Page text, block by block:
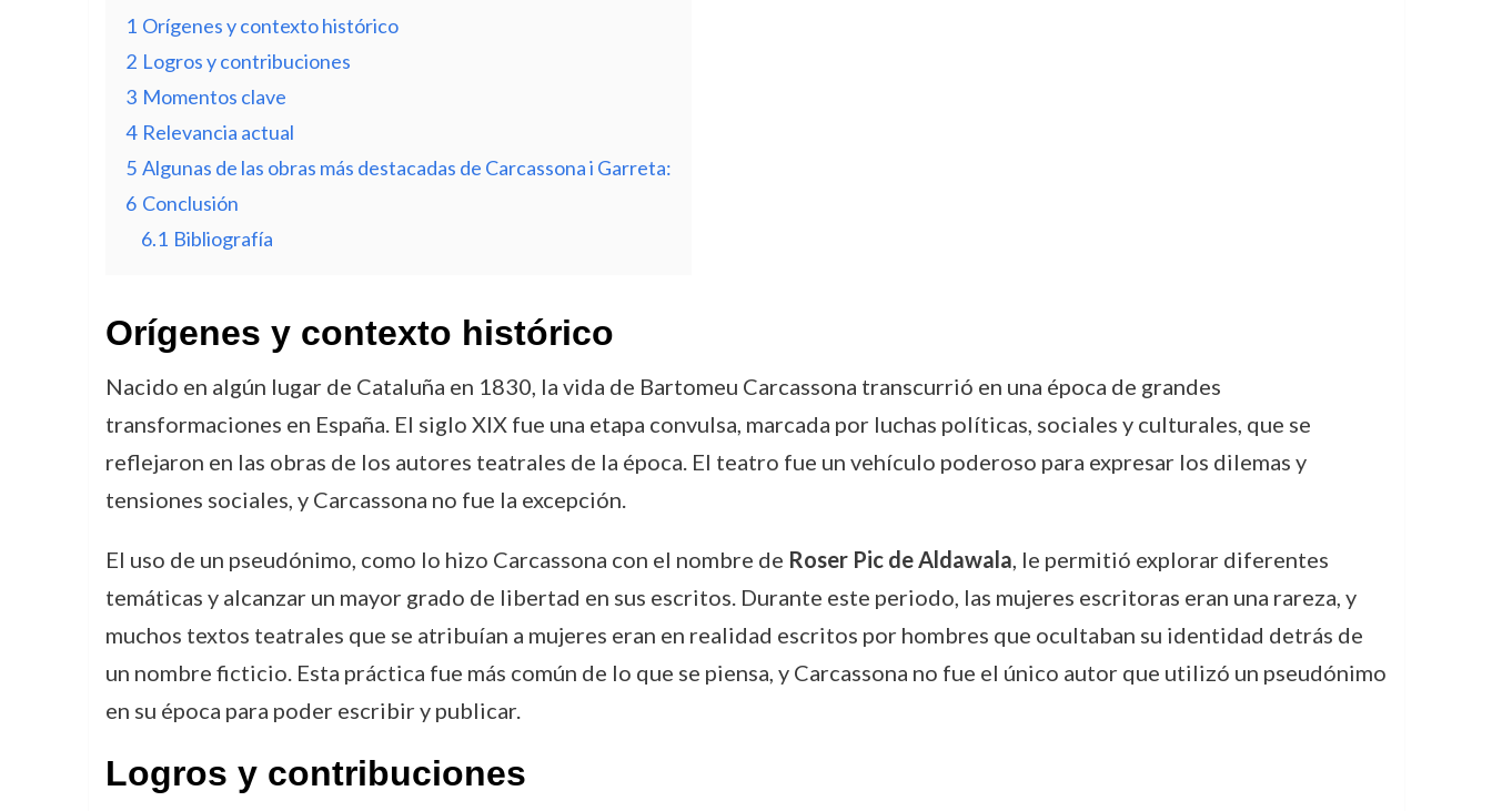
1 Orígenes y contexto histórico
2 Logros y contribuciones
3 Momentos clave
4 Relevancia actual
5 Algunas de las obras más destacadas de Carcassona i Garreta:
6 Conclusión
6.1 Bibliografía
Orígenes y contexto histórico
Nacido en algún lugar de Cataluña en 1830, la vida de Bartomeu Carcassona transcurrió en una época de grandes
transformaciones en España. El siglo XIX fue una etapa convulsa, marcada por luchas políticas, sociales y culturales, que se
reflejaron en las obras de los autores teatrales de la época. El teatro fue un vehículo poderoso para expresar los dilemas y
tensiones sociales, y Carcassona no fue la excepción.
El uso de un pseudónimo, como lo hizo Carcassona con el nombre de Roser Pic de Aldawala, le permitió explorar diferentes
temáticas y alcanzar un mayor grado de libertad en sus escritos. Durante este periodo, las mujeres escritoras eran una rareza, y
muchos textos teatrales que se atribuían a mujeres eran en realidad escritos por hombres que ocultaban su identidad detrás de
un nombre ficticio. Esta práctica fue más común de lo que se piensa, y Carcassona no fue el único autor que utilizó un pseudónimo
en su época para poder escribir y publicar.
Logros y contribuciones